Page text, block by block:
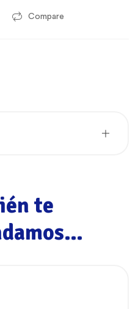
Compare
te